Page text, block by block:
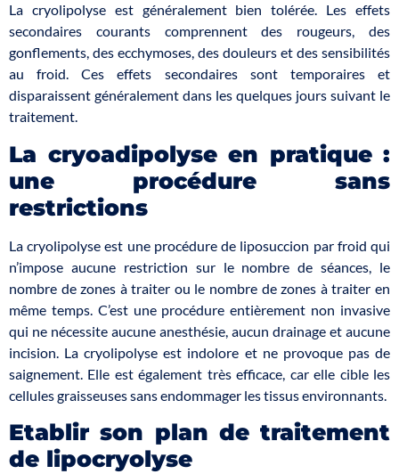
La cryolipolyse est généralement bien tolérée. Les effets
secondaires courants comprennent des rougeurs, des
gonflements, des ecchymoses, des douleurs et des sensibilités
au froid. Ces effets secondaires sont temporaires et
disparaissent généralement dans les quelques jours suivant le
traitement.
La cryoadipolyse en pratique :
une procédure sans
restrictions
La cryolipolyse est une procédure de liposuccion par froid qui
n’impose aucune restriction sur le nombre de séances, le
nombre de zones à traiter ou le nombre de zones à traiter en
même temps. C’est une procédure entièrement non invasive
qui ne nécessite aucune anesthésie, aucun drainage et aucune
incision. La cryolipolyse est indolore et ne provoque pas de
saignement. Elle est également très efficace, car elle cible les
cellules graisseuses sans endommager les tissus environnants.
Etablir son plan de traitement
de lipocryolyse